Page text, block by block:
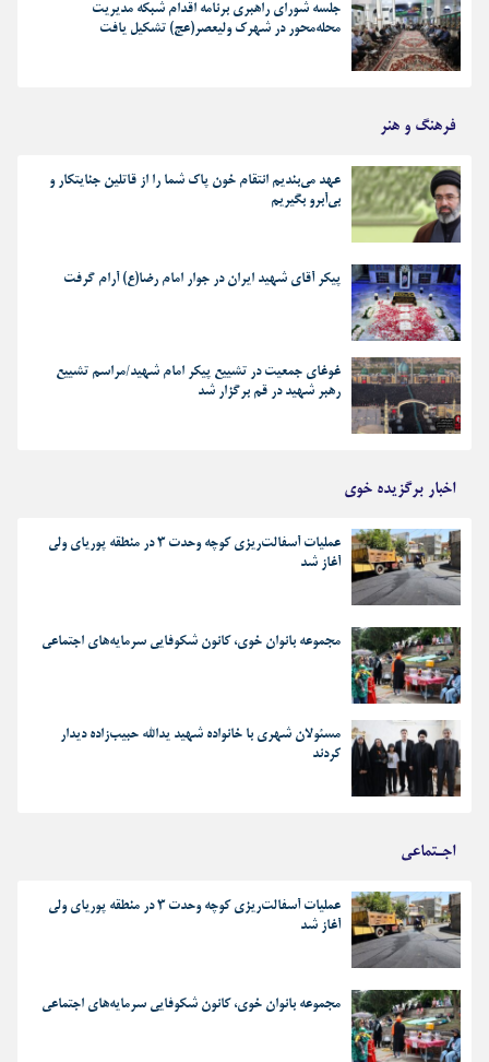
جلسه شورای راهبری برنامه اقدام شبکه مدیریت
محله‌محور در شهرک ولیعصر(عج) تشکیل یافت
فرهنگ و هنر
عهد می‌بندیم انتقام خون پاک شما را از قاتلین جنایتکار و
بی‌آبرو بگیریم
پیکر آقای شهید ایران در جوار امام رضا(ع) آرام گرفت
غوغای جمعیت در تشییع پیکر امام شهید/مراسم تشییع
رهبر شهید در قم برگزار شد
اخبار برگزیده خوی
عملیات آسفالت‌ریزی کوچه وحدت ۳ در منطقه پوریای ولی
آغاز شد
مجموعه بانوان خوی، کانون شکوفایی سرمایه‌های اجتماعی
مسئولان شهری با خانواده شهید یدالله حبیب‌زاده دیدار
کردند
اجـتماعی
عملیات آسفالت‌ریزی کوچه وحدت ۳ در منطقه پوریای ولی
آغاز شد
مجموعه بانوان خوی، کانون شکوفایی سرمایه‌های اجتماعی